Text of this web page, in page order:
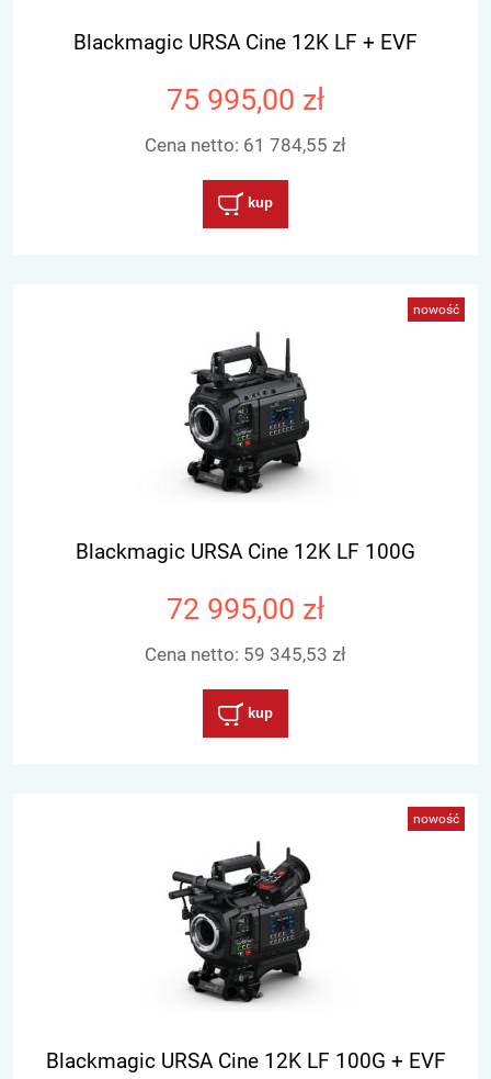
Blackmagic URSA Cine 12K LF + EVF
75 995,00 zł
Cena netto: 61 784,55 zł
kup
Blackmagic URSA Cine 12K LF 100G
72 995,00 zł
Cena netto: 59 345,53 zł
kup
nowość
Blackmagic URSA Cine 12K LF 100G + EVF
nowość